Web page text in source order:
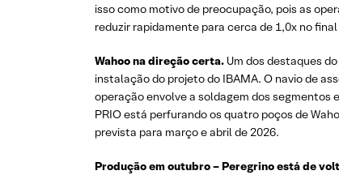
isso como motivo de preocupação, pois as
reduzir rapidamente para cerca de 1,0x no
Wahoo na direção certa. Um dos destaques
instalação do projeto do IBAMA. O navio de
operação envolve a soldagem dos segmentos
PRIO está perfurando os quatro poços de
prevista para março e abril de 2026.
Produção em outubro – Peregrino está de